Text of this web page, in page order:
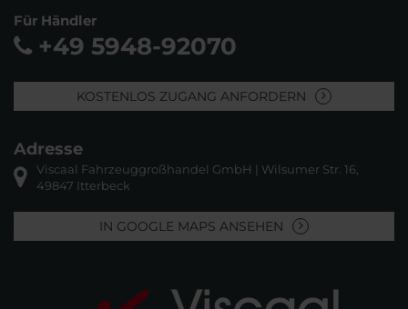
Für Händler
+49 5948-92070
KOSTENLOS ZUGANG ANFORDERN
Adresse
Viscaal Fahrzeuggroßhandel GmbH | Wilsumer Str. 16,
49847 Itterbeck
IN GOOGLE MAPS ANSEHEN